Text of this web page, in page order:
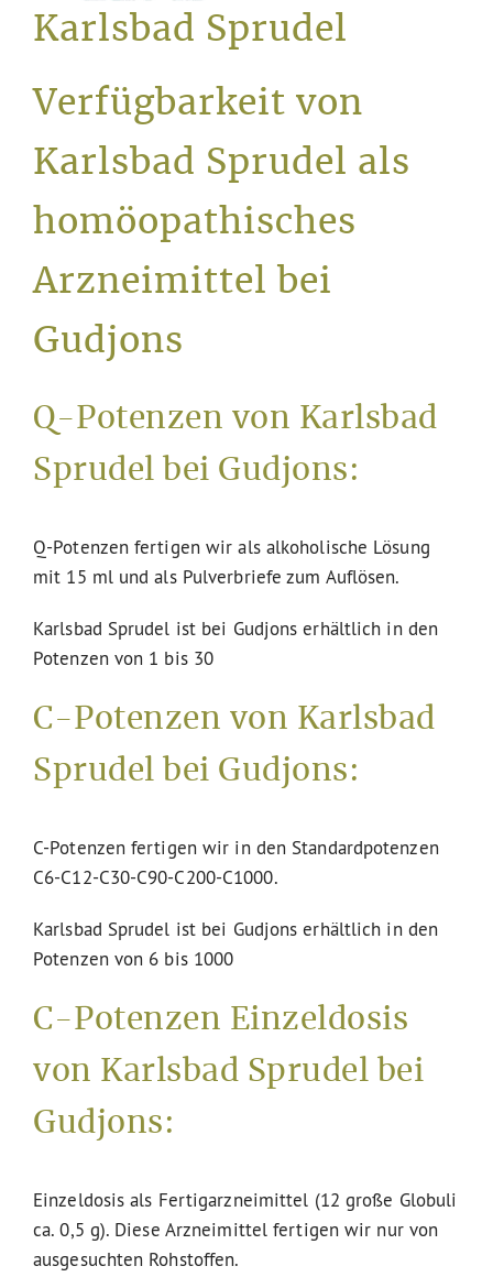
Karlsbad Sprudel
Verfügbarkeit von
Karlsbad Sprudel als
homöopathisches
Arzneimittel bei
Gudjons
Q-Potenzen von Karlsbad
Sprudel bei Gudjons:
Q-Potenzen fertigen wir als alkoholische Lösung
mit 15 ml und als Pulverbriefe zum Auflösen.
Karlsbad Sprudel ist bei Gudjons erhältlich in den
Potenzen von 1 bis 30
C-Potenzen von Karlsbad
Sprudel bei Gudjons:
C-Potenzen fertigen wir in den Standardpotenzen
C6-C12-C30-C90-C200-C1000.
Karlsbad Sprudel ist bei Gudjons erhältlich in den
Potenzen von 6 bis 1000
C-Potenzen Einzeldosis
von Karlsbad Sprudel bei
Gudjons:
Einzeldosis als Fertigarzneimittel (12 große Globuli
ca. 0,5 g). Diese Arzneimittel fertigen wir nur von
ausgesuchten Rohstoffen.